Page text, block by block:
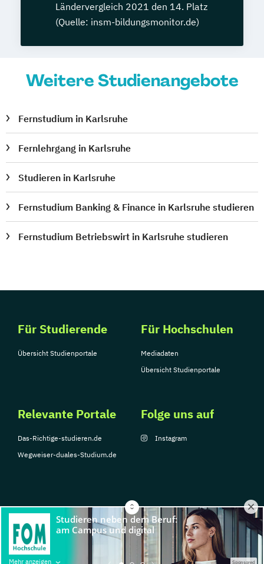
Mehr anzeigen Sponsored
Ländervergleich 2021 den 14. Platz
(Quelle: insm-bildungsmonitor.de)
Weitere Studienangebote
Fernstudium in Karlsruhe
Fernlehrgang in Karlsruhe
Studieren in Karlsruhe
Fernstudium Banking & Finance in Karlsruhe studieren
Fernstudium Betriebswirt in Karlsruhe studieren
Für Studierende
Übersicht Studienportale
Für Hochschulen
Mediadaten
Übersicht Studienportale
Relevante Portale
Das-Richtige-studieren.de
Wegweiser-duales-Studium.de
Folge uns auf
Instagram
© Copyright 2026, TarGroup Media GmbH
Impressum
Datenschutzerklärung Nutzungsbedingungen